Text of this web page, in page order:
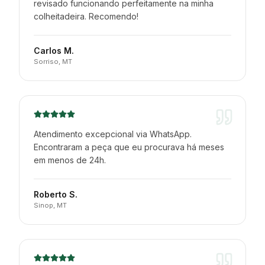
revisado funcionando perfeitamente na minha
colheitadeira. Recomendo!
Carlos M.
Sorriso, MT
Atendimento excepcional via WhatsApp.
Encontraram a peça que eu procurava há meses
em menos de 24h.
Roberto S.
Sinop, MT